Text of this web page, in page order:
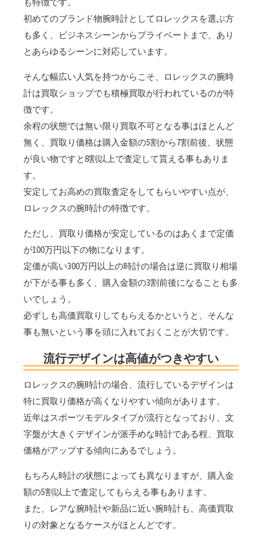
初めてのブランド物腕時計としてロレックスを選ぶ方
も多く、ビジネスシーンからプライベートまで、あり
とあらゆるシーンに対応しています。
そんな幅広い人気を持つからこそ、ロレックスの腕時
計は買取ショップでも積極買取が行われているのが特
徴です。
余程の状態では無い限り買取不可となる事はほとんど
無く、買取り価格は購入金額の5割から7割前後、状態
が良い物ですと8割以上で査定して貰える事もありま
す。
安定してお高めの買取査定をしてもらいやすい点が、
ロレックスの腕時計の特徴です。
ただし、買取り価格が安定しているのはあくまで定価
が100万円以下の物になります。
定価が高い300万円以上の時計の場合は逆に買取り相場
が下がる事も多く、購入金額の3割前後になることも多
いでしょう。
必ずしも高価買取りしてもらえるかというと、そんな
事も無いという事を頭に入れておくことが大切です。
流行デザインは高値がつきやすい
ロレックスの腕時計の場合、流行しているデザインは
特に買取り価格が高くなりやすい傾向があります。
近年はスポーツモデルタイプが流行となっており、文
字盤が大きくデザインが派手めな時計である程、買取
価格がアップする傾向にあるでしょう。
もちろん時計の状態によっても異なりますが、購入金
額の5割以上で査定してもらえる事もあります。
また、レアな腕時計や新品に近い腕時計も、高価買取
りの対象となるケースがほとんどです。